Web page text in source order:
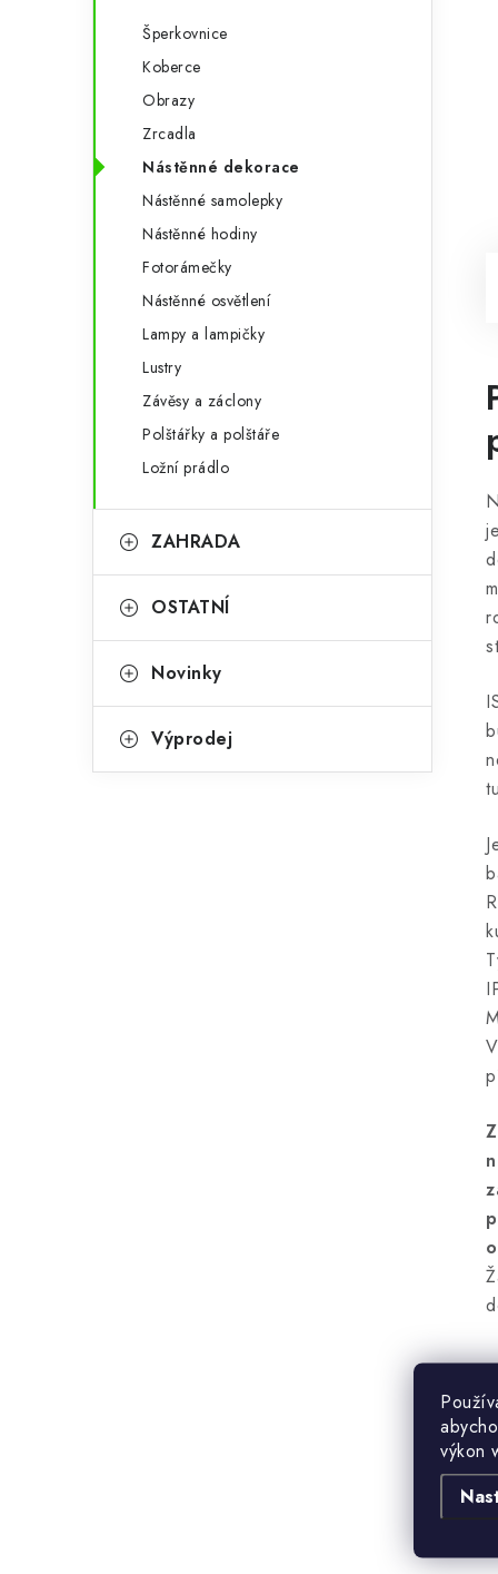
výkon
Šperkovnice
Koberce
Obrazy
Zrcadla
Nástěnné dekorace
Nástěnné samolepky
Nástěnné hodiny
Fotorámečky
Nástěnné osvětlení
Lampy a lampičky
Lustry
Závěsy a záclony
Polštářky a polštáře
Ložní prádlo
ZAHRADA
OSTATNÍ
Novinky
Výprodej